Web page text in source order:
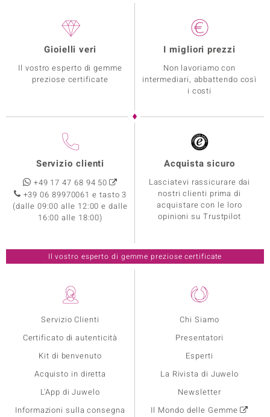
Servizio Clienti
Certificato di autenticità
Kit di benvenuto
Acquisto in diretta
L'App di Juwelo
Informazioni sulla consegna
Chi Siamo
Presentatori
Esperti
La Rivista di Juwelo
Newsletter
Il Mondo delle Gemme
Gioielli veri
Il vostro esperto di gemme
preziose certificate
I migliori prezzi
Non lavoriamo con
intermediari, abbattendo così
i costi
Servizio clienti
+49 17 47 68 94 50
+39 06 89970061 e tasto 3
(dalle 09:00 alle 12:00 e dalle
16:00 alle 18:00)
Acquista sicuro
Lasciatevi rassicurare dai
nostri clienti prima di
acquistare con le loro
opinioni su Trustpilot
Il vostro esperto di gemme preziose certificate